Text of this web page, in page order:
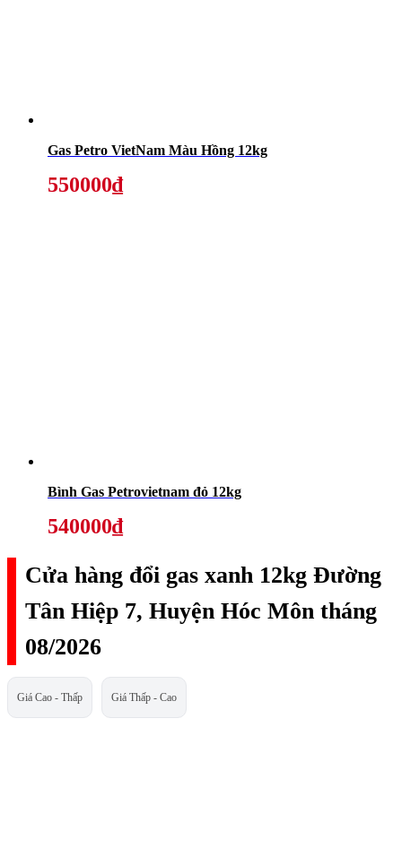
Gas Petro VietNam Màu Hồng 12kg
550000₫
Bình Gas Petrovietnam đỏ 12kg
540000₫
Cửa hàng đổi gas xanh 12kg Đường
Tân Hiệp 7, Huyện Hóc Môn tháng
08/2026
Giá Cao - Thấp Giá Thấp - Cao